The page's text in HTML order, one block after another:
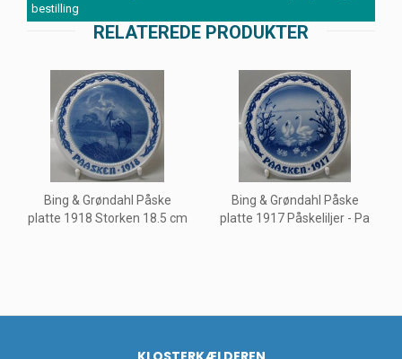
bestilling
RELATEREDE PRODUKTER
Bing & Grøndahl Påske
platte 1918 Storken 18.5 cm
Bing & Grøndahl Påske
platte 1917 Påskeliljer - Pa